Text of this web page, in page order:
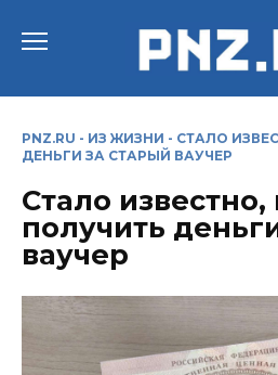
PNZ.RU - ИЗ ЖИЗНИ - СТАЛО
ДЕНЬГИ ЗА СТАРЫЙ ВАУЧЕР
Стало известно,
получить
ваучер